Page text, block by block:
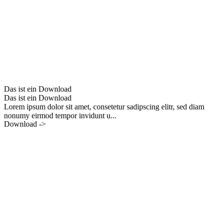
Das ist ein Download
Das ist ein Download
Lorem ipsum dolor sit amet, consetetur sadipscing elitr, sed diam
nonumy eirmod tempor invidunt u...
Download ->